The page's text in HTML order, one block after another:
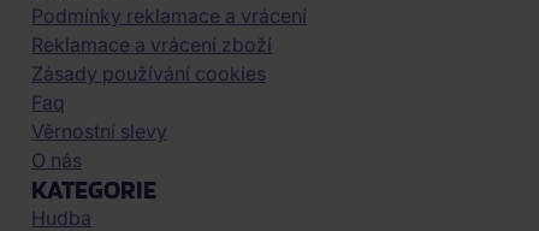
Podmínky reklamace a vrácení
Reklamace a vrácení zboží
Zásady používání cookies
Faq
Věrnostní slevy
O nás
KATEGORIE
Hudba